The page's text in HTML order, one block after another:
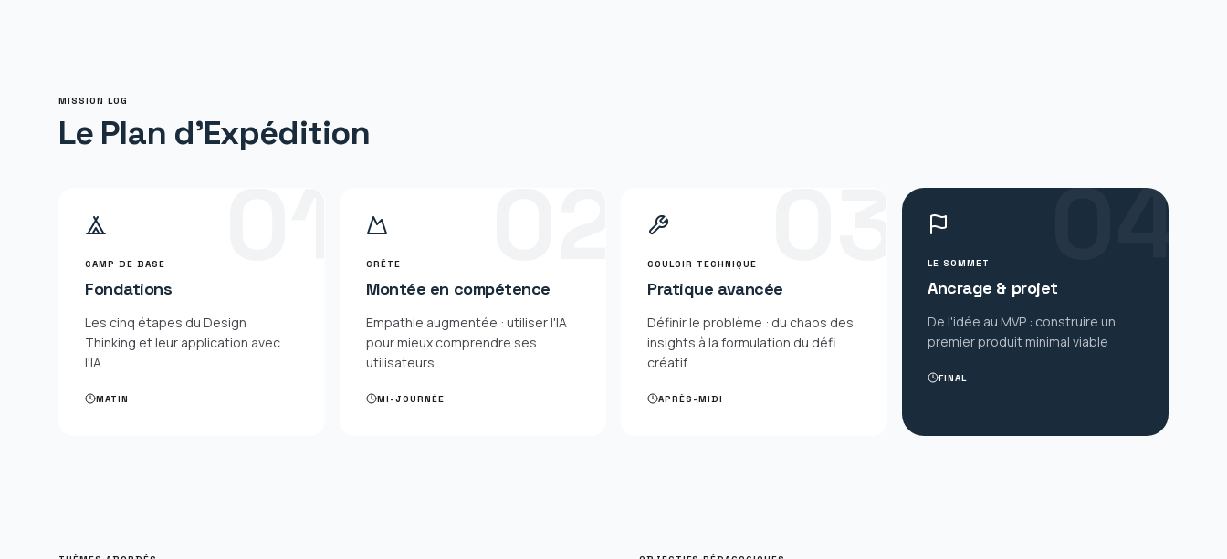
MISSION LOG
Le Plan d'Expédition
CAMP DE BASE
Fondations
Les cinq étapes du Design
Thinking et leur application avec
l'IA
MATIN
CRÊTE
Montée en compétence
Empathie augmentée : utiliser l'IA
pour mieux comprendre ses
utilisateurs
MI-JOURNÉE
COULOIR TECHNIQUE
Pratique avancée
Définir le problème : du chaos des
insights à la formulation du défi
créatif
APRÈS-MIDI
04
LE SOMMET
Ancrage & projet
De l'idée au MVP : construire un
premier produit minimal viable
FINAL